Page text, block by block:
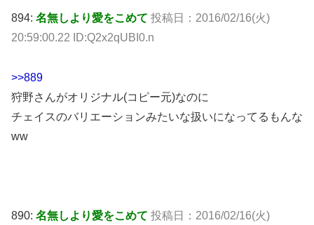
894: 名無しより愛をこめて 投稿日：2016/02/16(火)
20:59:00.22 ID:Q2x2qUBI0.n
>>889
狩野さんがオリジナル(コピー元)なのに
チェイスのバリエーションみたいな扱いになってるもんな
ww
890: 名無しより愛をこめて 投稿日：2016/02/16(火)